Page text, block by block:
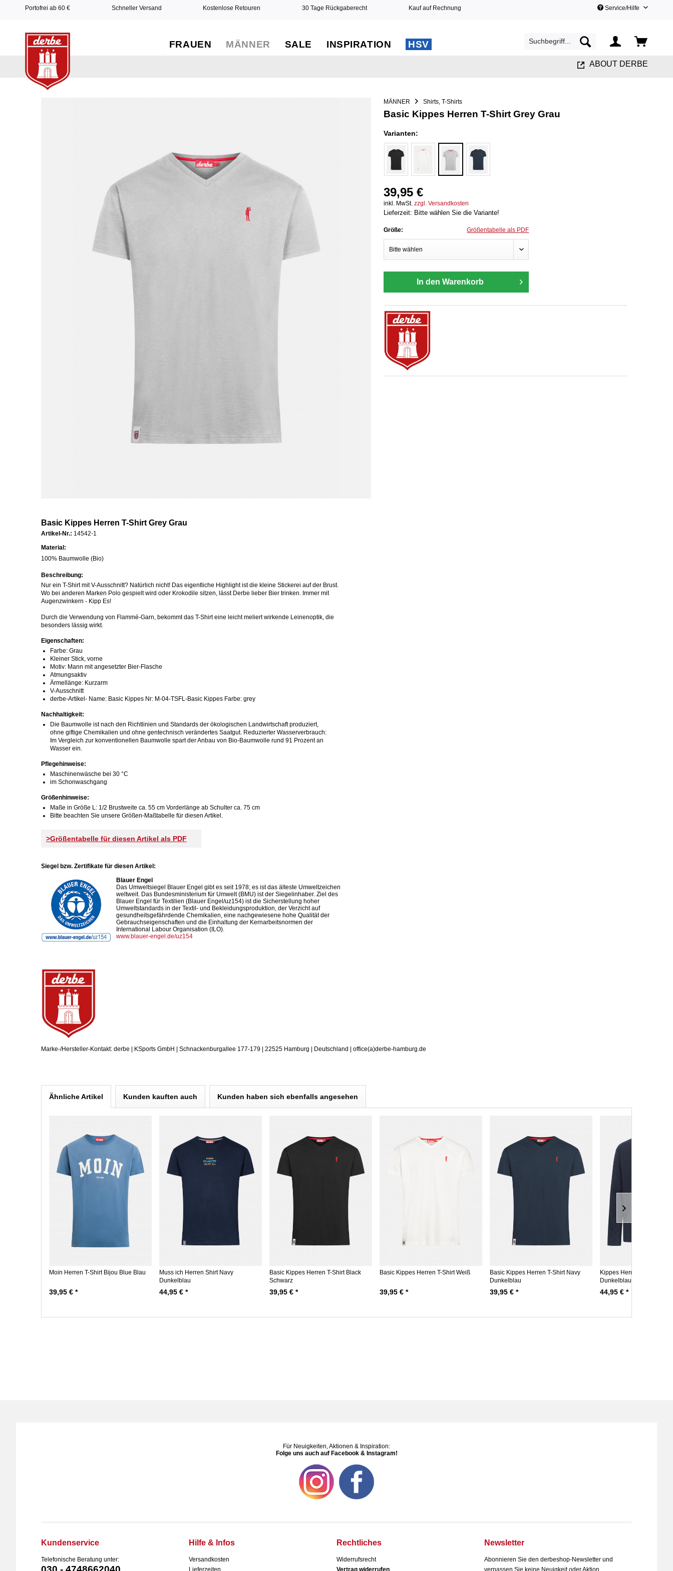
Portofrei ab 60 € Schneller Versand Kostenlose Retouren 30 Tage Rückgaberecht Kauf auf Rechnung Service/Hilfe
FRAUEN MÄNNER SALE INSPIRATION HSV
ABOUT DERBE
MÄNNER Shirts, T-Shirts
Basic Kippes Herren T-Shirt Grey Grau
Varianten:
39,95 €
inkl. MwSt.zzgl. Versandkosten
Lieferzeit: Bitte wählen Sie die Variante!
Größe: Größentabelle als PDF
In den Warenkorb
Basic Kippes Herren T-Shirt Grey Grau
Artikel-Nr.: 14542-1
Material:
100% Baumwolle (Bio)
Beschreibung:
Nur ein T-Shirt mit V-Ausschnitt? Natürlich nicht! Das eigentliche Highlight ist die kleine Stickerei auf der Brust.
Wo bei anderen Marken Polo gespielt wird oder Krokodile sitzen, lässt Derbe lieber Bier trinken. Immer mit
Augenzwinkern - Kipp Es!
Durch die Verwendung von Flammé-Garn, bekommt das T-Shirt eine leicht meliert wirkende Leinenoptik, die
besonders lässig wirkt.
Eigenschaften:
Farbe: Grau
Kleiner Stick, vorne
Motiv: Mann mit angesetzter Bier-Flasche
Atmungsaktiv
Ärmellänge: Kurzarm
V-Ausschnitt
derbe-Artikel- Name: Basic Kippes Nr: M-04-TSFL-Basic Kippes Farbe: grey
Nachhaltigkeit:
Die Baumwolle ist nach den Richtlinien und Standards der ökologischen Landwirtschaft produziert,
ohne giftige Chemikalien und ohne gentechnisch verändertes Saatgut. Reduzierter Wasserverbrauch:
Im Vergleich zur konventionellen Baumwolle spart der Anbau von Bio-Baumwolle rund 91 Prozent an
Wasser ein.
Pflegehinweise:
Maschinenwäsche bei 30 °C
im Schonwaschgang
Größenhinweise:
Maße in Größe L: 1/2 Brustweite ca. 55 cm Vorderlänge ab Schulter ca. 75 cm
Bitte beachten Sie unsere Größen-Maßtabelle für diesen Artikel.
>Größentabelle für diesen Artikel als PDF
Siegel bzw. Zertifikate für diesen Artikel:
Blauer Engel
Das Umweltsiegel Blauer Engel gibt es seit 1978; es ist das älteste Umweltzeichen
weltweit. Das Bundesministerium für Umwelt (BMU) ist der Siegelinhaber. Ziel des
Blauer Engel für Textilien (Blauer Engel/uz154) ist die Sicherstellung hoher
Umweltstandards in der Textil- und Bekleidungsproduktion, der Verzicht auf
gesundheitsgefährdende Chemikalien, eine nachgewiesene hohe Qualität der
Gebrauchseigenschaften und die Einhaltung der Kernarbeitsnormen der
International Labour Organisation (ILO).
www.blauer-engel.de/uz154
Marke-/Hersteller-Kontakt: derbe | KSports GmbH | Schnackenburgallee 177-179 | 22525 Hamburg | Deutschland | office(a)derbe-hamburg.de
Ähnliche Artikel Kunden kauften auch Kunden haben sich ebenfalls angesehen
Moin Herren T-Shirt Bijou Blue Blau
39,95 € *
Muss ich Herren Shirt Navy
Dunkelblau
44,95 € *
Basic Kippes Herren T-Shirt Black
Schwarz
39,95 € *
Basic Kippes Herren T-Shirt Weiß
39,95 € *
Basic Kippes Herren T-Shirt Navy
Dunkelblau
39,95 € *
Kippes Herren
Dunkelblau
44,95 € *
Für Neuigkeiten, Aktionen & Inspiration:
Folge uns auch auf Facebook & Instagram!
Kundenservice
Telefonische Beratung unter:
Hilfe & Infos
Versandkosten
Rechtliches
Widerrufsrecht
Newsletter
Abonnieren Sie den derbeshop-Newsletter und